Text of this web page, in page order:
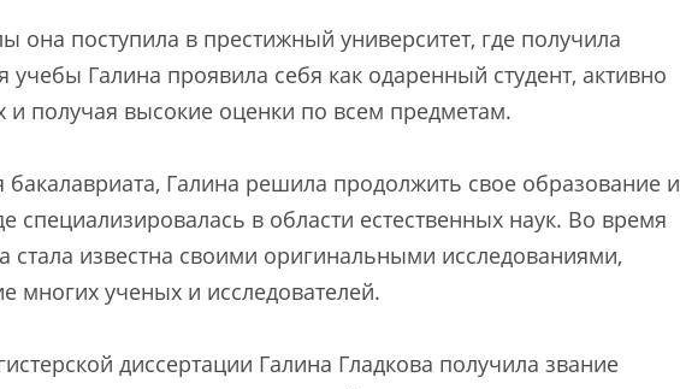
она поступила в престижный университет, где получила
учебы Галина проявила себя как одаренный студент, активно
и получая высокие оценки по всем предметам.
Галина решила продолжить свое образование и
специализировалась в области естественных наук. Во время
стала известна своими оригинальными исследованиями,
многих ученых и исследователей.
диссертации Галина Гладкова получила звание